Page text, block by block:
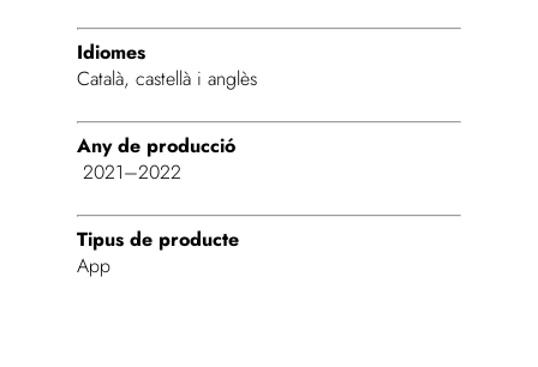
Idiomes
Català, castellà i anglès
Any de producció
2021–2022
Tipus de producte
App